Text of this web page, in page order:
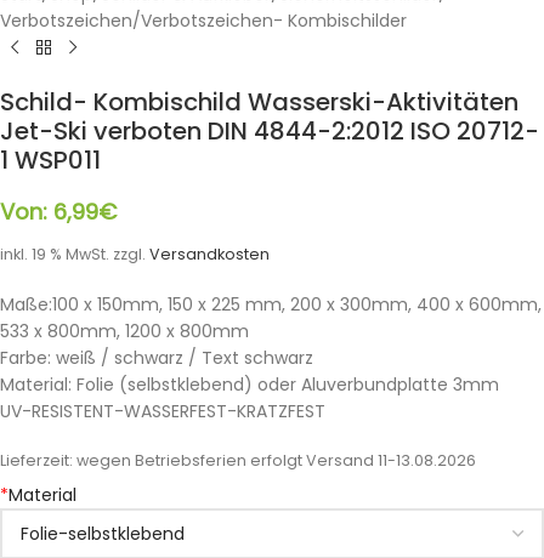
Verbotszeichen/Verbotszeichen- Kombischilder
Schild- Kombischild Wasserski-Aktivitäten
Jet-Ski verboten DIN 4844-2:2012 ISO 20712-
1 WSP011
Von: 6,99€
inkl. 19 % MwSt. zzgl. Versandkosten
Maße:100 x 150mm, 150 x 225 mm, 200 x 300mm, 400 x 600mm,
533 x 800mm, 1200 x 800mm
Farbe: weiß / schwarz / Text schwarz
Material: Folie (selbstklebend) oder Aluverbundplatte 3mm
UV-RESISTENT-WASSERFEST-KRATZFEST
Lieferzeit: wegen Betriebsferien erfolgt Versand 11-13.08.2026
*Material